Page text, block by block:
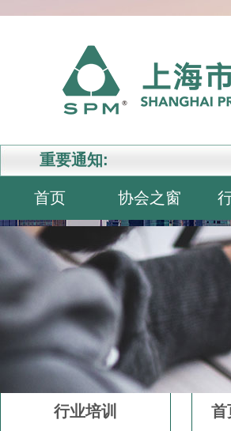
重要通知:
首页 协会之窗
行业培训 首